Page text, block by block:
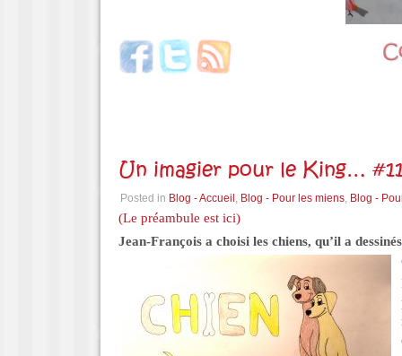
Un imagier pour le King…
Posted in Blog - Accueil , Blog - Pour les miens, Blog -
(Le préambule est ici)
Jean-François a choisi les chiens, qu’il a